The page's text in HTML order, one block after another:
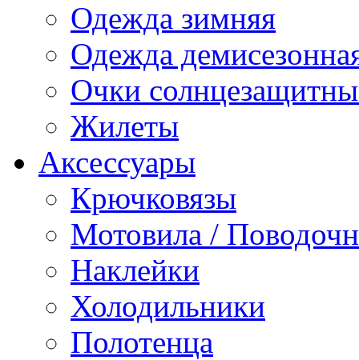
Одежда зимняя
Одежда
Очки
Жилеты
Аксессуары
Крючковязы
Мотовила /
Наклейки
Холодильники
Полотенца